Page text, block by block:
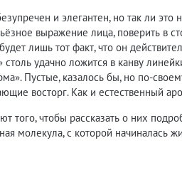
и элегантен, но так ли
выражение лица, поверить в
лишь тот факт, что он
удачно ложится в канву
Пустые, казалось бы, но по-
восторг. Как и естественный
чтобы рассказать о них
молекула, с которой начиналась